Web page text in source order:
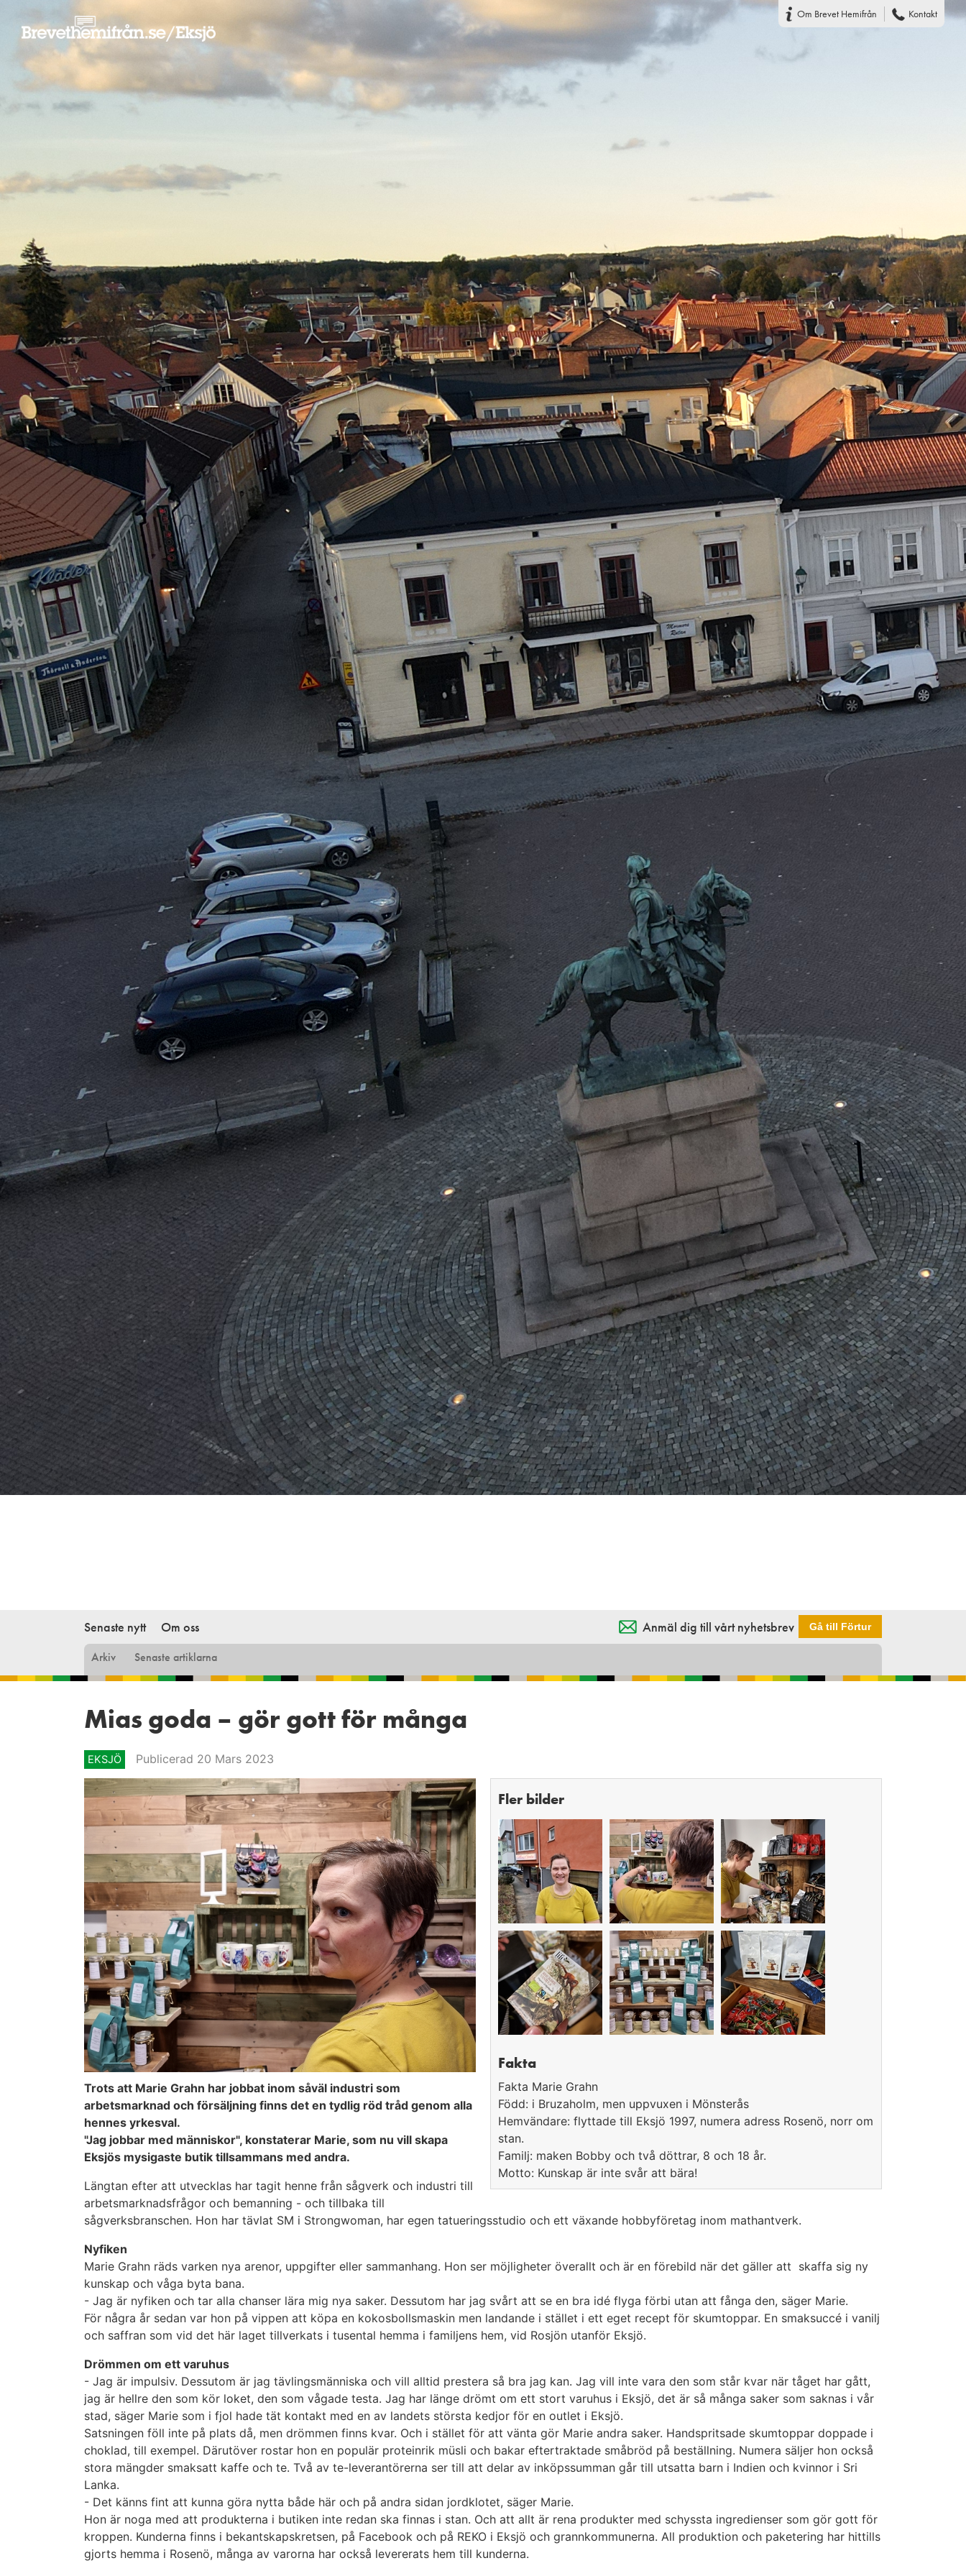
Om Brevet Hemifrån Kontakt
Senaste nytt Om oss Anmäl dig till vårt nyhetsbrev Gå till Förtur
Arkiv Senaste artiklarna
Mias goda – gör gott för många
EKSJÖ Publicerad 20 Mars 2023
Fler bilder
Fakta
Fakta Marie Grahn
Född: i Bruzaholm, men uppvuxen i Mönsterås
Hemvändare: flyttade till Eksjö 1997, numera adress Rosenö, norr om
stan.
Familj: maken Bobby och två döttrar, 8 och 18 år.
Motto: Kunskap är inte svår att bära!
Trots att Marie Grahn har jobbat inom såväl industri som
arbetsmarknad och försäljning finns det en tydlig röd tråd genom alla
hennes yrkesval.
"Jag jobbar med människor", konstaterar Marie, som nu vill skapa
Eksjös mysigaste butik tillsammans med andra.
Längtan efter att utvecklas har tagit henne från sågverk och industri till
arbetsmarknadsfrågor och bemanning - och tillbaka till
sågverksbranschen. Hon har tävlat SM i Strongwoman, har egen tatueringsstudio och ett växande hobbyföretag inom mathantverk.
Nyfiken
Marie Grahn räds varken nya arenor, uppgifter eller sammanhang. Hon ser möjligheter överallt och är en förebild när det gäller att skaffa sig ny
kunskap och våga byta bana.
- Jag är nyfiken och tar alla chanser lära mig nya saker. Dessutom har jag svårt att se en bra idé flyga förbi utan att fånga den, säger Marie.
För några år sedan var hon på vippen att köpa en kokosbollsmaskin men landande i stället i ett eget recept för skumtoppar. En smaksuccé i vanilj
och saffran som vid det här laget tillverkats i tusental hemma i familjens hem, vid Rosjön utanför Eksjö.
Drömmen om ett varuhus
- Jag är impulsiv. Dessutom är jag tävlingsmänniska och vill alltid prestera så bra jag kan. Jag vill inte vara den som står kvar när tåget har gått,
jag är hellre den som kör loket, den som vågade testa. Jag har länge drömt om ett stort varuhus i Eksjö, det är så många saker som saknas i vår
stad, säger Marie som i fjol hade tät kontakt med en av landets största kedjor för en outlet i Eksjö.
Satsningen föll inte på plats då, men drömmen finns kvar. Och i stället för att vänta gör Marie andra saker. Handspritsade skumtoppar doppade i
choklad, till exempel. Därutöver rostar hon en populär proteinrik müsli och bakar eftertraktade småbröd på beställning. Numera säljer hon också
stora mängder smaksatt kaffe och te. Två av te-leverantörerna ser till att delar av inköpssumman går till utsatta barn i Indien och kvinnor i Sri
Lanka.
- Det känns fint att kunna göra nytta både här och på andra sidan jordklotet, säger Marie.
Hon är noga med att produkterna i butiken inte redan ska finnas i stan. Och att allt är rena produkter med schyssta ingredienser som gör gott för
kroppen. Kunderna finns i bekantskapskretsen, på Facebook och på REKO i Eksjö och grannkommunerna. All produktion och paketering har hittills
gjorts hemma i Rosenö, många av varorna har också levererats hem till kunderna.